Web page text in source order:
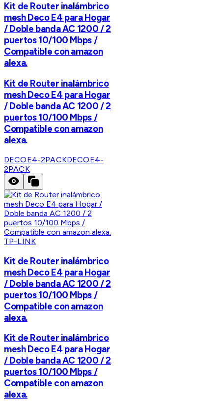
Kit de Router inalámbrico
mesh Deco E4 para Hogar
/ Doble banda AC 1200 / 2
puertos 10/100 Mbps /
Compatible con amazon
alexa.
Kit de Router inalámbrico
mesh Deco E4 para Hogar
/ Doble banda AC 1200 / 2
puertos 10/100 Mbps /
Compatible con amazon
alexa.
DECOE4-2PACKDECOE4-
2PACK
TP-LINK
Kit de Router inalámbrico
mesh Deco E4 para Hogar
/ Doble banda AC 1200 / 2
puertos 10/100 Mbps /
Compatible con amazon
alexa.
Kit de Router inalámbrico
mesh Deco E4 para Hogar
/ Doble banda AC 1200 / 2
puertos 10/100 Mbps /
Compatible con amazon
alexa.